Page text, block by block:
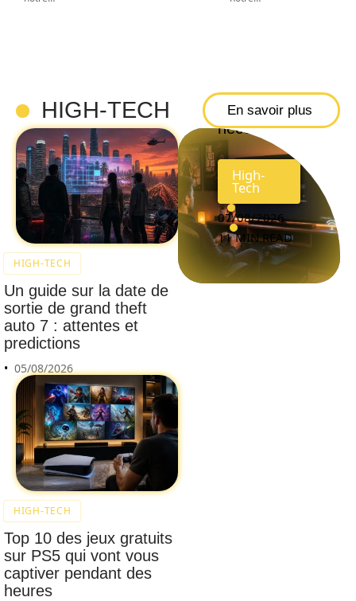
HIGH-TECH En savoir plus
HIGH-TECH
Un guide sur la date de
sortie de grand theft
auto 7 : attentes et
predictions
05/08/2026
HIGH-TECH
Top 10 des jeux gratuits
sur PS5 qui vont vous
captiver pendant des
heures
gaming : Une
nécessité
High-
Tech
07/08/2026
11 MIN READ